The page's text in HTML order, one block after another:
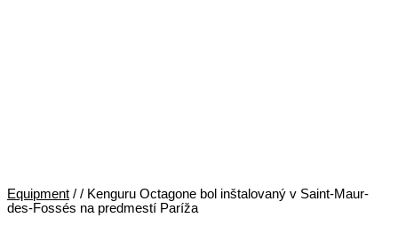
Equipment / / Kenguru Octagone bol inštalovaný v Saint-Maur-
des-Fossés na predmestí Paríža